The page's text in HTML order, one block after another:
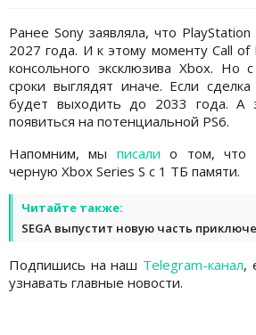
Ранее Sony заявляла, что
2027 года. И к этому моменту Call of
консольного эксклюзива Xbox. Но
сроки выглядят иначе. Если
будет выходить до 2033 года. А
появиться на потенциальной PS6.
Напомним, мы писали о том, что
черную Xbox Series S с 1 ТБ памяти.
Читайте также:
SEGA выпустит новую часть
Подпишись на наш Telegram-канал,
узнавать главные новости.